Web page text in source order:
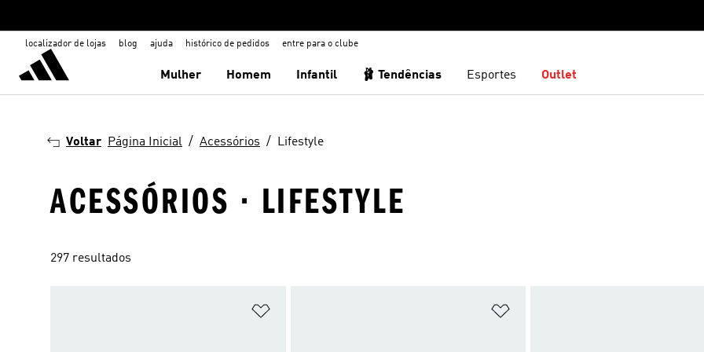
localizador de lojas blog ajuda histórico de pedidos entre para o clube
Mulher Homem Infantil 🩰 Tendências Esportes Outlet
Voltar Página Inicial Acessórios Lifestyle
ACESSÓRIOS · LIFESTYLE
297 resultados